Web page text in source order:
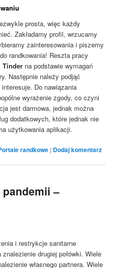
prosta, więc każdy
Zakładamy profil, wrzucamy
zainteresowania i piszemy
randkowania! Reszta pracy
Tinder na podstawie wymagań
Następnie należy podjąć
Do nawiązania
wyrażenie zgody, co czyni
jest darmowa, jednak można
dodatkowych, które jednak nie
użytkowania aplikacji.
randkowe | Dodaj komentarz
–
i restrykcje sanitarne
drugiej połówki. Wiele
własnego partnera. Wiele